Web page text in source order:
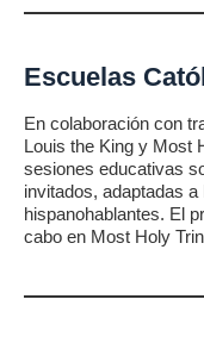
Escuelas
En colaboración con
Louis the King y Most
sesiones educativas
invitados, adaptadas
hispanohablantes. El
cabo en Most Holy